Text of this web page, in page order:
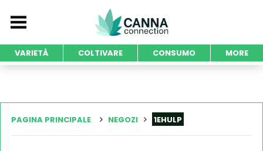
VARIETÀ COLTIVARE CONSUMO MORE
PAGINA PRINCIPALE NEGOZI 1EHULP